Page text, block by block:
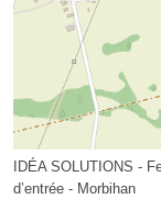
IDÉA SOLUTIONS -
d’entrée - Morbihan